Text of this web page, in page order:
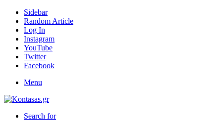
Sidebar
Random Article
Log In
Instagram
YouTube
Twitter
Facebook
Menu
Search for